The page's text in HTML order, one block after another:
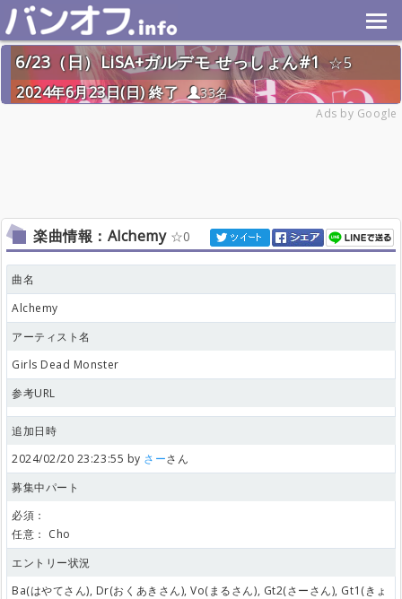
6/23（日）LiSA+ガルデモ せっしょん#1
5
2024年6月23日(日) 終了
33名
Ads by Google
楽曲情報：Alchemy 0
曲名
Alchemy
アーティスト名
Girls Dead Monster
参考URL
追加日時
2024/02/20 23:23:55 by さーさん
募集中パート
必須：
任意： Cho
エントリー状況
Ba(はやてさん), Dr(おくあきさん), Vo(まるさん), Gt2(さーさん), Gt1(きょ